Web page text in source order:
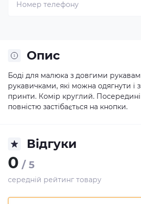
Опис
Боді для малюка з довгими
рукавичками, які можна одягнути і
принти. Комір круглий. Посередині
повністю застібається на кнопки.
Відгуки
0 / 5
середній рейтинг товару